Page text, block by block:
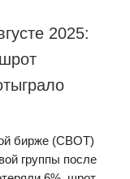
2025:
бирже (CBOT)
группы после